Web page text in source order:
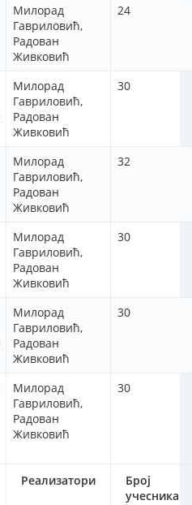
Реализатори
Број
учесника
Милорад
Гавриловић,
Радован
Живковић
24
Милорад
Гавриловић,
Радован
Живковић
30
Милорад
Гавриловић,
Радован
Живковић
32
Милорад
Гавриловић,
Радован
Живковић
30
Милорад
Гавриловић,
Радован
Живковић
30
Милорад
Гавриловић,
Радован
Живковић
30